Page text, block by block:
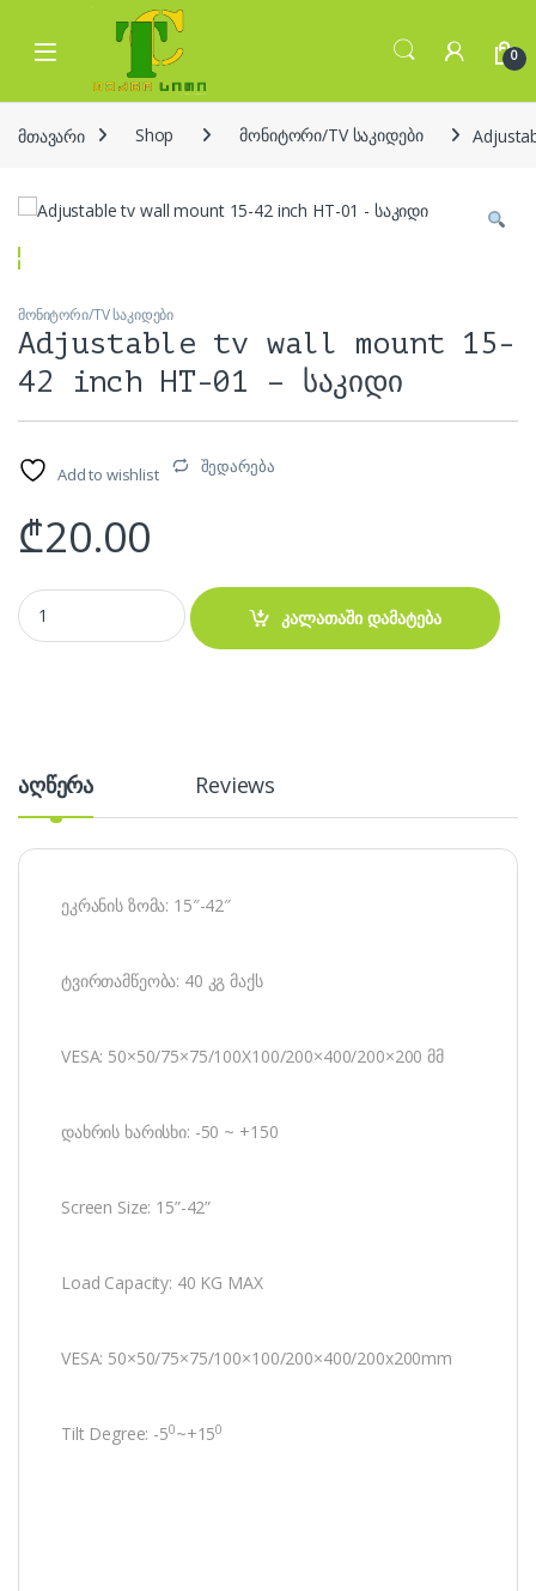
Skip to navigation
Skip to content
Open 0
მთავარი Shop მონიტორი/TV საკიდები
მონიტორი/TV საკიდები
Adjustable tv wall mount 15-
42 inch HT-01 – საკიდი
Add to wishlist შედარება
₾20.00
Adjustable tv wall mount 15-42 inch HT-01 - საკიდი quantity
კალათაში დამატება
აღწერა Reviews
ეკრანის ზომა: 15″-42″
ტვირთამწეობა: 40 კგ მაქს
VESA: 50×50/75×75/100X100/200×400/200×200 მმ
დახრის ხარისხი: -50 ~ +150
Screen Size: 15”-42”
Load Capacity: 40 KG MAX
VESA: 50×50/75×75/100×100/200×400/200x200mm
Tilt Degree: -50~+150